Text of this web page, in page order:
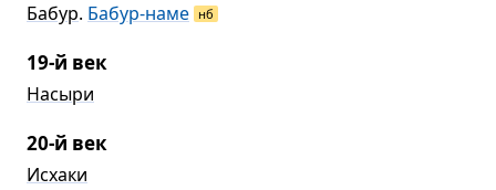
Бабур. Бабур-наме нб
19-й век
Насыри
20-й век
Исхаки